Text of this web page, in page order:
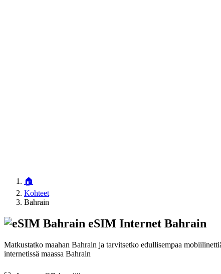
🏠
Kohteet
Bahrain
eSIM Internet Bahrain
Matkustatko maahan Bahrain ja tarvitsetko edullisempaa
internetissä maassa Bahrain